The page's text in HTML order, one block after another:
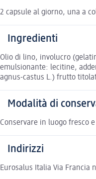
2 capsule al giorno, una a
Ingredienti
Olio di lino, involucro
emulsionante: lecitine,
agnus-castus L.) frutto
Modalità di
Conservare in luogo fresco
Indirizzi
Eurosalus Italia Via Francia